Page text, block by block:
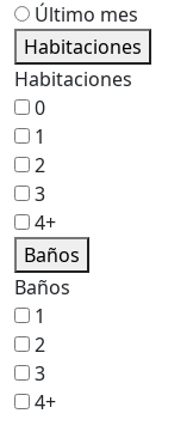
Último mes
Habitaciones
Habitaciones
0
1
2
3
4+
Baños
Baños
1
2
3
4+